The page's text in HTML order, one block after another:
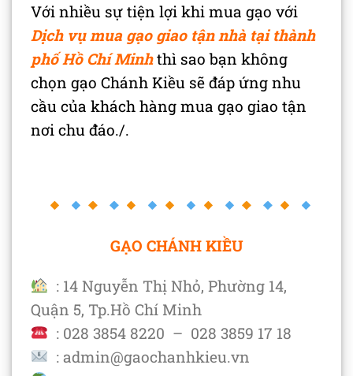
Với nhiều sự tiện lợi khi mua gạo với
Dịch vụ mua gạo giao tận nhà tại thành
phố Hồ Chí Minh thì sao bạn không
chọn gạo Chánh Kiều sẽ đáp ứng nhu
cầu của khách hàng mua gạo giao tận
nơi chu đáo./.
GẠO CHÁNH KIỀU
: 14 Nguyễn Thị Nhỏ, Phường 14,
Quận 5, Tp.Hồ Chí Minh
: 028 3854 8220 – 028 3859 17 18
: admin@gaochanhkieu.vn